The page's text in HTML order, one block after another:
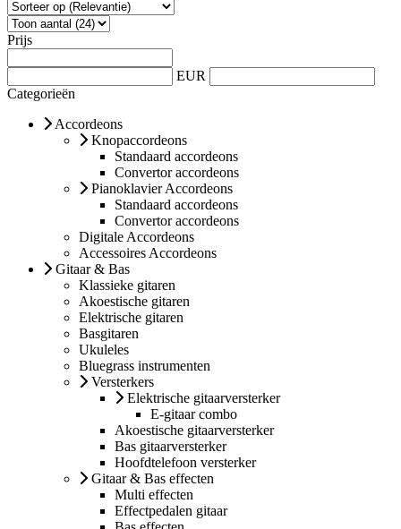
Prijs
EUR
Categorieën
Accordeons
Knopaccordeons
Standaard accordeons
Convertor accordeons
Pianoklavier Accordeons
Standaard accordeons
Convertor accordeons
Digitale Accordeons
Accessoires Accordeons
Gitaar & Bas
Klassieke gitaren
Akoestische gitaren
Elektrische gitaren
Basgitaren
Ukuleles
Bluegrass instrumenten
Versterkers
Elektrische gitaarversterker
E-gitaar combo
Akoestische gitaarversterker
Bas gitaarversterker
Hoofdtelefoon versterker
Gitaar & Bas effecten
Multi effecten
Effectpedalen gitaar